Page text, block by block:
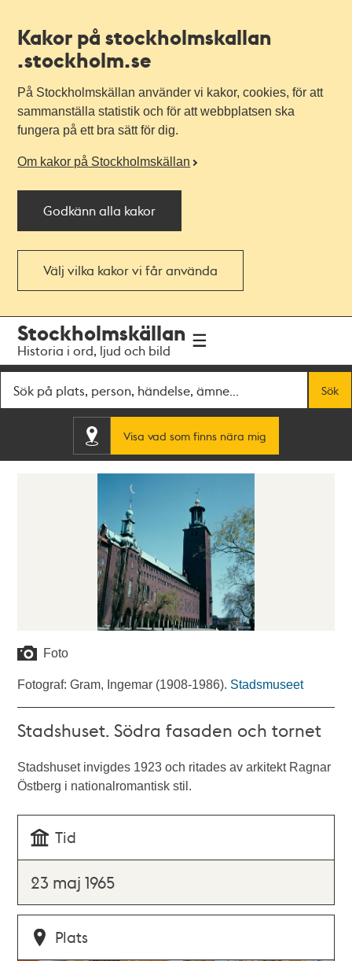
Kakor på stockholmskallan
.stockholm.se
På Stockholmskällan använder vi kakor, cookies, för att
sammanställa statistik och för att webbplatsen ska
fungera på ett bra sätt för dig.
Om kakor på Stockholmskällan
Godkänn alla kakor
Välj vilka kakor vi får använda
navigationen
huvudinnehållet
Stockholmskällan
Historia i ord, ljud och bild
Sök
Visa vad som finns nära mig
Foto
Fotograf: Gram, Ingemar (1908-1986). Stadsmuseet
Stadshuset. Södra fasaden och tornet
Stadshuset invigdes 1923 och ritades av arkitekt Ragnar
Östberg i nationalromantisk stil.
Tid
23 maj 1965
Plats